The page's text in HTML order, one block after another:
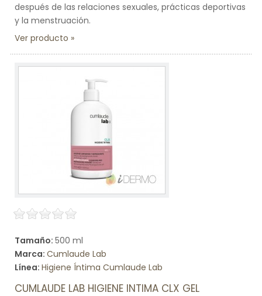
después de las relaciones sexuales, prácticas deportivas
y la menstruación.
Ver producto
Tamaño: 500 ml
Marca: Cumlaude Lab
Línea: Higiene Íntima Cumlaude Lab
CUMLAUDE LAB HIGIENE INTIMA CLX GEL